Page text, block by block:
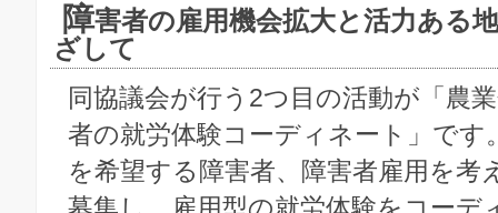
障害者の雇用機会拡大と活力ある
ざして
同協議会が行う2つ目の活動が「農
者の就労体験コーディネート」です
を希望する障害者、障害者雇用を考